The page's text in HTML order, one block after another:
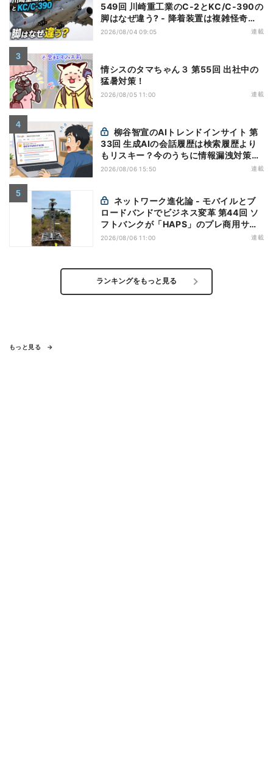
549回 川崎重工業のC-2とKC/C-390の
脚はなぜ違う? - 降着装置は複雑怪奇
(5)|軍用輸送機(10)
2026/08/04 09:05 連載
情シスのタマちゃん３ 第55回 出社中の
猛暑対策！
2026/08/05 11:00 連載
33回 生成AIの会話履歴は検索履歴より
もリスキー？今のうちに情報漏洩対策を
万全にしておこう
2026/08/06 15:50 連載
ロードバンドでビジネス変革 第44回 ソ
フトバンクが「HAPS」のプレ商用サー
ビス開始を表明、本格的な商用展開のめ
2026/08/06 11:00 連載
ランキングをもっと見る
もっと見る